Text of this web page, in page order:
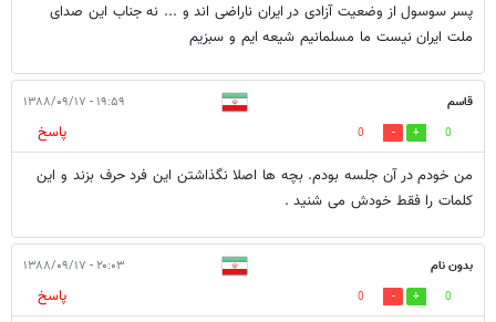
پسر سوسول از وضعیت آزادی در ایران ناراضی اند و ... نه جناب این صدای
ملت ایران نیست ما مسلمانیم شیعه ایم و سبزیم
قاسم ۱۹:۵۹ - ۱۳۸۸/۰۹/۱۷
0
0
پاسخ
من خودم در آن جلسه بودم. بچه ها اصلا نگذاشتن این فرد حرف بزند و این
کلمات را فقط خودش می شنید .
بدون نام ۲۰:۰۳ - ۱۳۸۸/۰۹/۱۷
0
0
پاسخ